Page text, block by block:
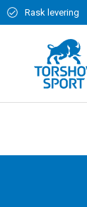
Rask levering